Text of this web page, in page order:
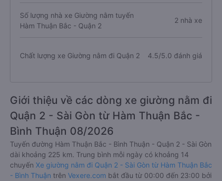
Số lượng nhà xe Giường nằm tuyến
Hàm Thuận Bắc - Quận 2
2 nhà xe
Chất lượng xe Giường nằm đi Quận 2 4.5/5.0 đánh giá
Giới thiệu về các dòng xe giường nằm đi
Quận 2 - Sài Gòn từ Hàm Thuận Bắc -
Bình Thuận 08/2026
Tuyến đường Hàm Thuận Bắc - Bình Thuận - Quận 2 - Sài Gòn
dài khoảng 225 km. Trung bình mỗi ngày có khoảng 14
chuyến Xe giường nằm đi Quận 2 - Sài Gòn từ Hàm Thuận Bắc
- Bình Thuận trên Vexere.com bắt đầu từ 00:00 đến 23:00 bởi